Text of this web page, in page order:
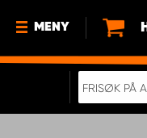
MENY
NYHETER